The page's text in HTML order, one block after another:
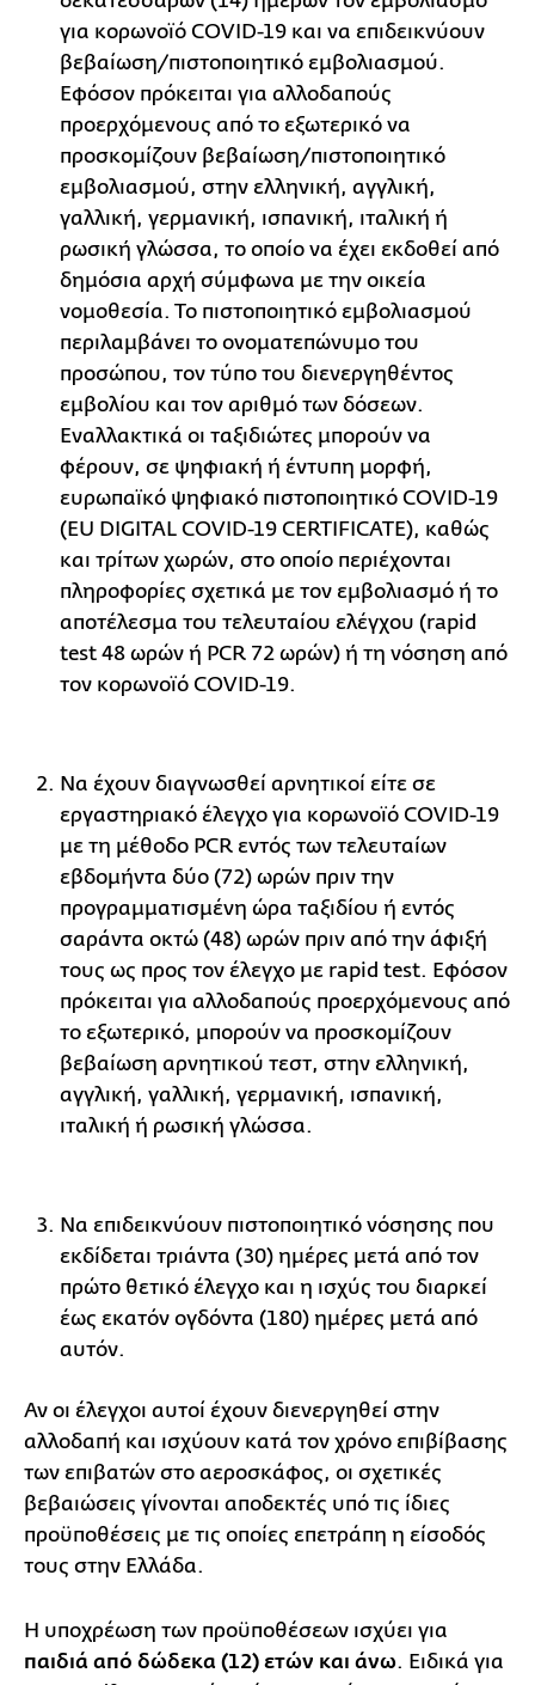
για κορωνοϊό COVID-19 και να επιδεικνύουν
βεβαίωση/πιστοποιητικό εμβολιασμού.
Εφόσον πρόκειται για αλλοδαπούς
προερχόμενους από το εξωτερικό να
προσκομίζουν βεβαίωση/πιστοποιητικό
εμβολιασμού, στην ελληνική, αγγλική,
γαλλική, γερμανική, ισπανική, ιταλική ή
ρωσική γλώσσα, το οποίο να έχει εκδοθεί από
δημόσια αρχή σύμφωνα με την οικεία
νομοθεσία. Το πιστοποιητικό εμβολιασμού
περιλαμβάνει το ονοματεπώνυμο του
προσώπου, τον τύπο του διενεργηθέντος
εμβολίου και τον αριθμό των δόσεων.
Εναλλακτικά οι ταξιδιώτες μπορούν να
φέρουν, σε ψηφιακή ή έντυπη μορφή,
ευρωπαϊκό ψηφιακό πιστοποιητικό COVID-19
(EU DIGITAL COVID-19 CERTIFICATE), καθώς
και τρίτων χωρών, στο οποίο περιέχονται
πληροφορίες σχετικά με τον εμβολιασμό ή το
αποτέλεσμα του τελευταίου ελέγχου (rapid
test 48 ωρών ή PCR 72 ωρών) ή τη νόσηση από
τον κορωνοϊό COVID-19.
Να έχουν διαγνωσθεί αρνητικοί είτε σε
εργαστηριακό έλεγχο για κορωνοϊό COVID-19
με τη μέθοδο PCR εντός των τελευταίων
εβδομήντα δύο (72) ωρών πριν την
προγραμματισμένη ώρα ταξιδίου ή εντός
σαράντα οκτώ (48) ωρών πριν από την άφιξή
τους ως προς τον έλεγχο με rapid test. Εφόσον
πρόκειται για αλλοδαπούς προερχόμενους από
το εξωτερικό, μπορούν να προσκομίζουν
βεβαίωση αρνητικού τεστ, στην ελληνική,
αγγλική, γαλλική, γερμανική, ισπανική,
ιταλική ή ρωσική γλώσσα.
Να επιδεικνύουν πιστοποιητικό νόσησης που
εκδίδεται τριάντα (30) ημέρες μετά από τον
πρώτο θετικό έλεγχο και η ισχύς του διαρκεί
έως εκατόν ογδόντα (180) ημέρες μετά από
αυτόν.
Αν οι έλεγχοι αυτοί έχουν διενεργηθεί στην
αλλοδαπή και ισχύουν κατά τον χρόνο επιβίβασης
των επιβατών στο αεροσκάφος, οι σχετικές
βεβαιώσεις γίνονται αποδεκτές υπό τις ίδιες
προϋποθέσεις με τις οποίες επετράπη η είσοδός
τους στην Ελλάδα.
Η υποχρέωση των προϋποθέσεων ισχύει για
παιδιά από δώδεκα (12) ετών και άνω. Ειδικά για